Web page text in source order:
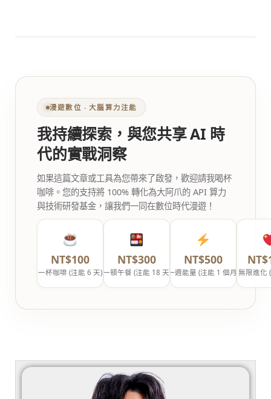
漫遊數位 ‧ 大腦算力注能
我持續探索，與您共享 AI 時
代的實戰洞察
如果這篇文章或工具為您帶來了啟發，歡迎請我喝杯
咖啡。您的支持將 100% 轉化為大阿爪的 API 算力
與技術研發基金，讓我們一同在數位時代漫遊！
NT$100
一杯咖啡 (注能 6 天)
NT$300
一頓午餐 (注能 18 天)
NT$500
一週能量 (注能 1 個月)無限進化